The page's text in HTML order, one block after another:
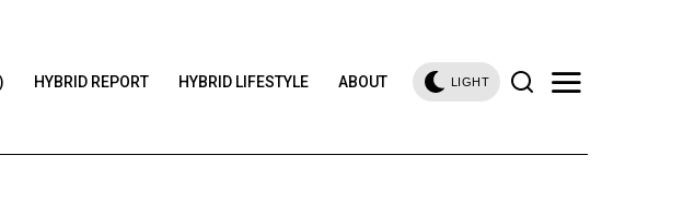
HYBRID REPORT HYBRID LIFESTYLE ABOUT LIGHT